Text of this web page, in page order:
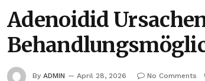
Adenoidid
By ADMIN April 28, 2026 No Comments